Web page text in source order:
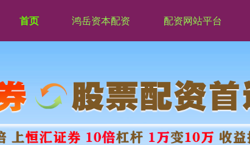
首页 鸿岳资本配资 配资网站平台